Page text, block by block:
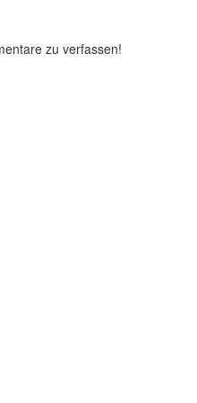
zu verfassen!